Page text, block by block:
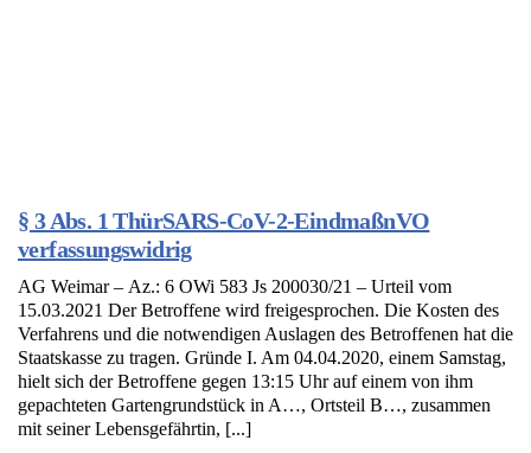
§ 3 Abs. 1 ThürSARS-CoV-2-EindmaßnVO
verfassungswidrig
AG Weimar – Az.: 6 OWi 583 Js 200030/21 – Urteil vom
15.03.2021 Der Betroffene wird freigesprochen. Die Kosten des
Verfahrens und die notwendigen Auslagen des Betroffenen hat die
Staatskasse zu tragen. Gründe I. Am 04.04.2020, einem Samstag,
hielt sich der Betroffene gegen 13:15 Uhr auf einem von ihm
gepachteten Gartengrundstück in A…, Ortsteil B…, zusammen
mit seiner Lebensgefährtin, [...]